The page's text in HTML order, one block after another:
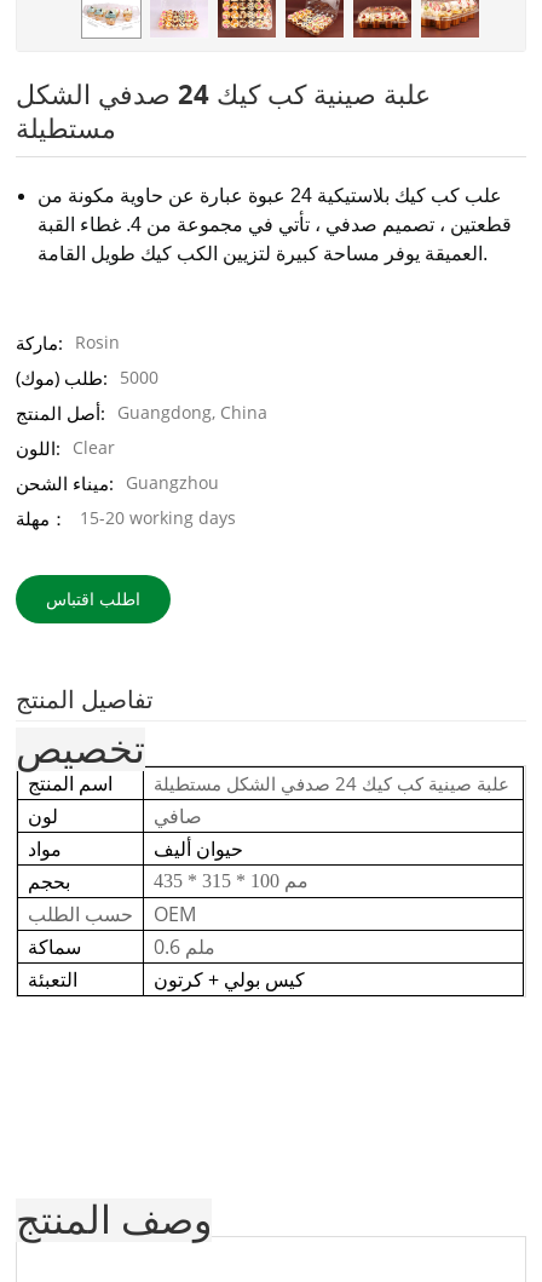
علبة صينية كب كيك 24 صدفي الشكل
مستطيلة
علب كب كيك بلاستيكية 24 عبوة عبارة عن حاوية مكونة من
قطعتين ، تصميم صدفي ، تأتي في مجموعة من 4. غطاء القبة
العميقة يوفر مساحة كبيرة لتزيين الكب كيك طويل القامة.
ماركة: Rosin
طلب (موك): 5000
أصل المنتج: Guangdong, China
اللون: Clear
ميناء الشحن: Guangzhou
مهلة： 15-20 working days
اطلب اقتباس
تفاصيل المنتج
تخصيص
اسم المنتج علبة صينية كب كيك 24 صدفي الشكل مستطيلة
لون
صافي
مواد
حيوان أليف
بحجم
435 * 315 * 100 مم
حسب الطلب
OEM
سماكة
0.6 ملم
التعبئة
كيس بولي + كرتون
وصف المنتج